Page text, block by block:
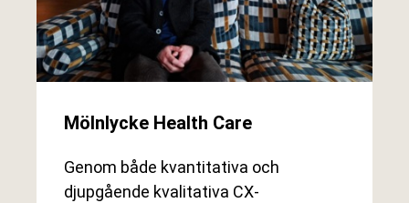
Mölnlycke Health Care
Genom både kvantitativa och
djupgående kvalitativa CX-